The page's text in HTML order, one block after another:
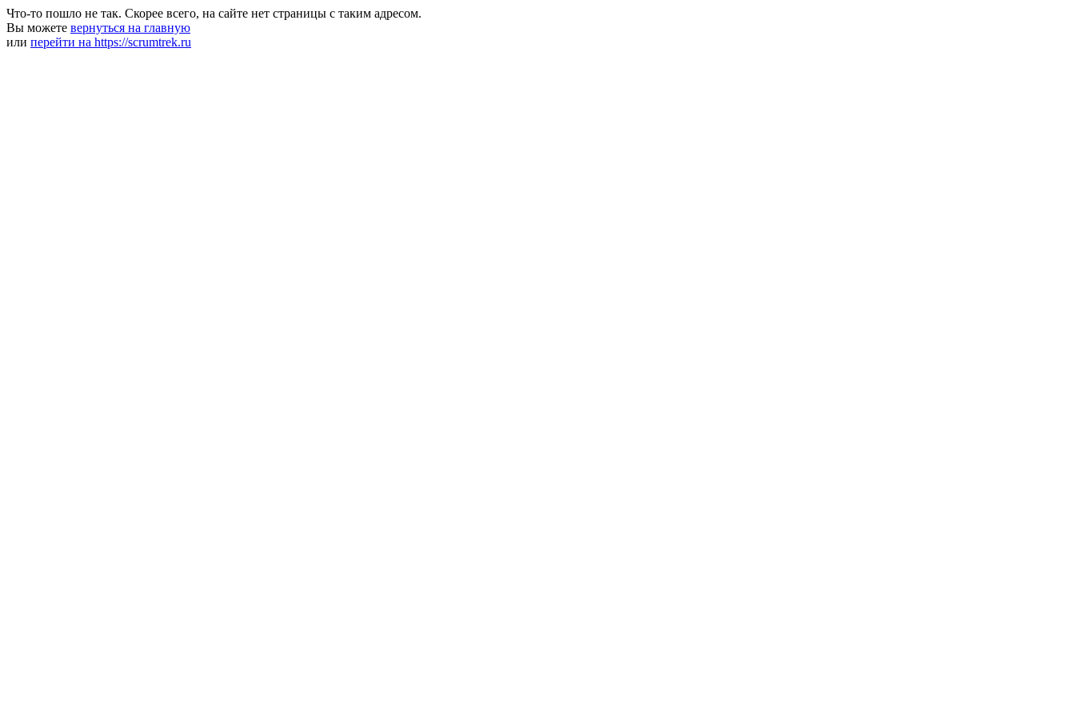
Что-то пошло не так. Скорее всего, на сайте нет страницы с таким адресом.
Вы можете вернуться на главную
или перейти на https://scrumtrek.ru